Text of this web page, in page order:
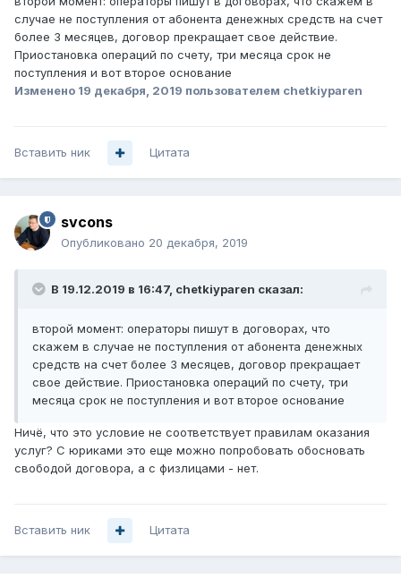
случае не поступления от абонента денежных средств на счет
более 3 месяцев, договор прекращает свое действие.
Приостановка операций по счету, три месяца срок не
поступления и вот второе основание
Изменено 19 декабря, 2019 пользователем chetkiyparen
Вставить ник Цитата
svcons
Опубликовано 20 декабря, 2019
В 19.12.2019 в 16:47, chetkiyparen сказал:
второй момент: операторы пишут в договорах, что
скажем в случае не поступления от абонента денежных
средств на счет более 3 месяцев, договор прекращает
свое действие. Приостановка операций по счету, три
месяца срок не поступления и вот второе основание
Ничё, что это условие не соответствует правилам оказания
услуг? С юриками это еще можно попробовать обосновать
свободой договора, а с физлицами - нет.
Вставить ник Цитата